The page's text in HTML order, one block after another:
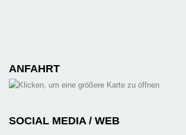
ANFAHRT
SOCIAL MEDIA / WEB